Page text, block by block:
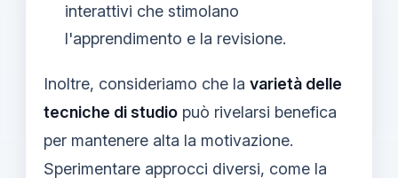
interattivi che stimolano
l'apprendimento e la revisione.
Inoltre, consideriamo che la varietà delle
tecniche di studio può rivelarsi benefica
per mantenere alta la motivazione.
Sperimentare approcci diversi, come la